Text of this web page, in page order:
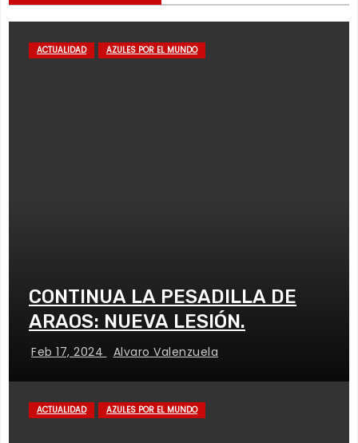
ACTUALIDAD AZULES POR EL MUNDO
CONTINUA LA PESADILLA DE
ARAOS: NUEVA LESIÓN.
Feb 17, 2024 Alvaro Valenzuela
ACTUALIDAD AZULES POR EL MUNDO